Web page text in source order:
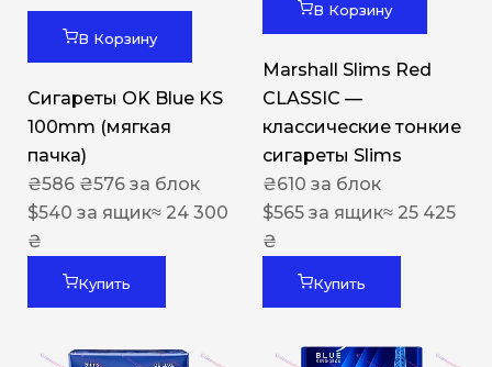
В Корзину
Сигареты OK Blue KS
100mm (мягкая
пачка)
₴586 ₴576 за блок
$540 за ящик≈ 24 300
₴
Купить
В Корзину
Marshall Slims Red
CLASSIC —
классические тонкие
сигареты Slims
₴610 за блок
$565 за ящик≈ 25 425
₴
Купить